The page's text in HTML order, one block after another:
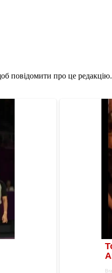
повідомити про це редакцію.